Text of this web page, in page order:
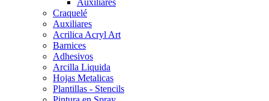
Auxiliares
Craquelé
Auxiliares
Acrilica Acryl Art
Barnices
Adhesivos
Arcilla Liquida
Hojas Metalicas
Plantillas - Stencils